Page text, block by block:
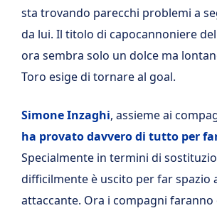
sta trovando parecchi problemi a
da lui. Il titolo di capocannoniere
ora sembra solo un dolce ma
Toro esige di tornare al goal.
Simone Inzaghi, assieme ai
ha provato davvero di tutto per
Specialmente in termini di
difficilmente è uscito per far spazio
attaccante. Ora i compagni